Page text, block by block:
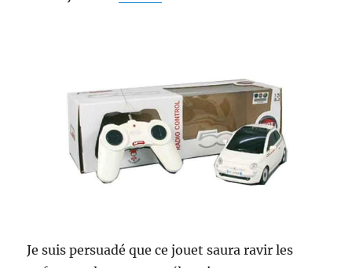
Je suis persuadé que ce jouet saura ravir les